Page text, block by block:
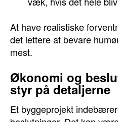
At have realistiske
det lettere at bevare
mest.
Økonomi og
styr på detaljerne
Et byggeprojekt